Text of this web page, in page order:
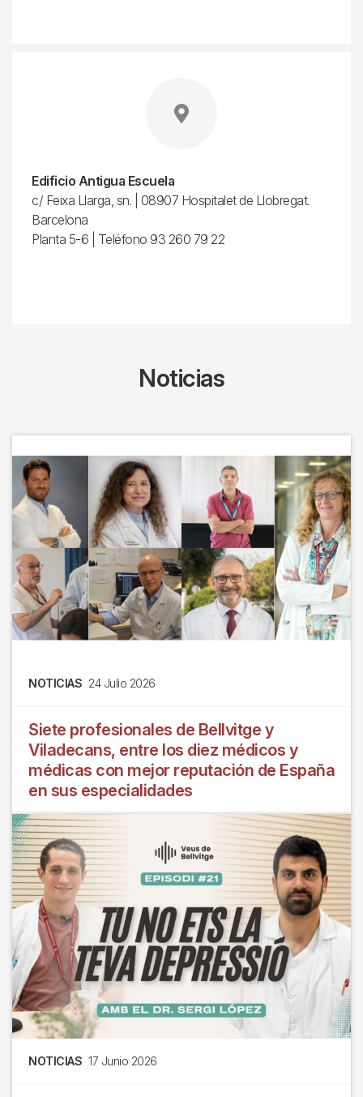
Edificio Antigua Escuela
c/ Feixa Llarga, sn. | 08907 Hospitalet de Llobregat.
Barcelona
Planta 5-6 | Teléfono 93 260 79 22
Noticias
NOTICIAS 24 Julio 2026
Siete profesionales de Bellvitge y
Viladecans, entre los diez médicos y
médicas con mejor reputación de España
en sus especialidades
NOTICIAS 17 Junio 2026